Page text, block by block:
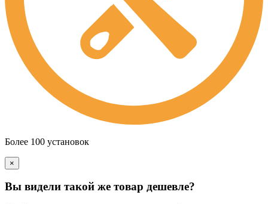
Более 100 установок
×
Вы видели такой же товар дешевле?